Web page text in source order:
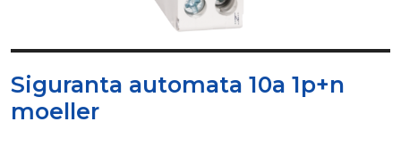
Siguranta automata 10a 1p+n
moeller